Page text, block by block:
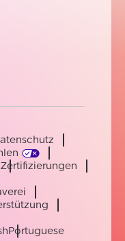
Zertifizierungen
Portuguese